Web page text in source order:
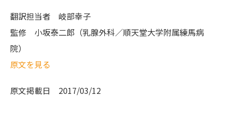
翻訳担当者 岐部幸子
監修 小坂泰二郎（乳腺外科／順天堂大学附属練馬病
院）
原文を見る
原文掲載日 2017/03/12